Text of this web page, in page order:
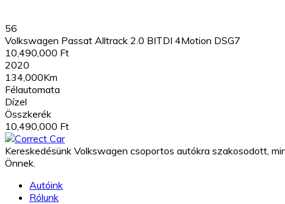
56
Volkswagen Passat Alltrack 2.0 BITDI 4Motion DSG7
10,490,000 Ft
2020
134,000Km
Félautomata
Dízel
Összkerék
10,490,000 Ft
Kereskedésünk Volkswagen csoportos autókra szakosodott,
Önnek.
Autóink
Rólunk